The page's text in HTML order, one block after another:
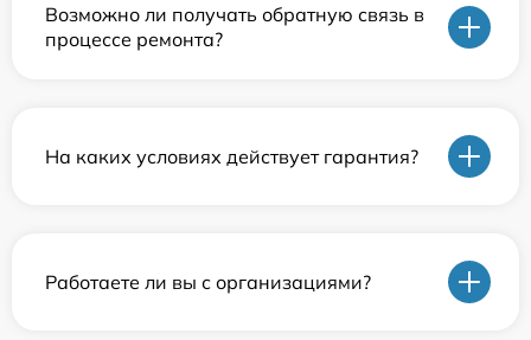
Возможно ли получать обратную связь в
процессе ремонта?
На каких условиях действует гарантия?
Работаете ли вы с организациями?